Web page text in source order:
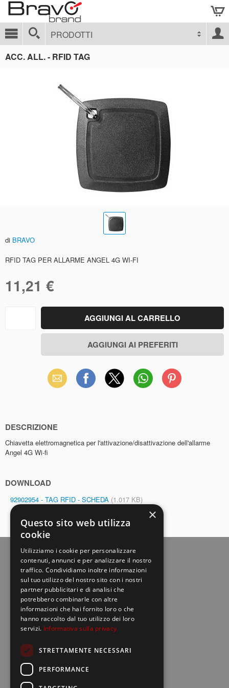
PRODOTTI
ACC. ALL. - RFID TAG
di BRAVO
RFID TAG PER ALLARME ANGEL 4G WI-FI
11,21 €
Email Facebook X WhatsAppPinterest
DESCRIZIONE
Chiavetta elettromagnetica per l'attivazione/disattivazione dell'allarme
Angel 4G Wi-fi
DOWNLOAD
92902954 - TAG RFID - SCHEDA (1.017 KB)
location_on
Europe net S.r.l.
Via della Palmarola, 64 - 00135 Roma
call
×
Questo sito web utilizza
cookie
Utilizziamo i cookie per personalizzare
contenuti, annunci e per analizzare il nostro
traffico. Condividiamo inoltre informazioni
sul tuo utilizzo del nostro sito con i nostri
partner pubblicitari e di analisi che
potrebbero combinarle con altre
informazioni che hai fornito loro o che
hanno raccolto dal tuo utilizzo dei loro
servizi. Informativa sulla privacy
STRETTAMENTE NECESSARI
PERFORMANCE